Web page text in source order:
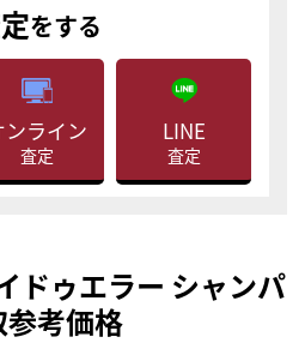
をする
ンライン
査定
LINE
査定
ドゥエラー シャンパ
考価格